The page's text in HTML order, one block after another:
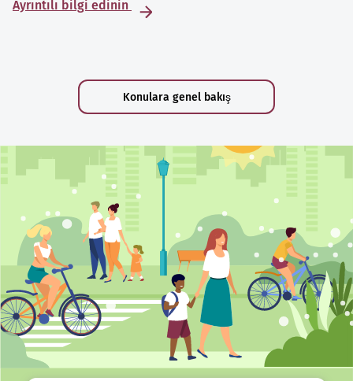
Ayrıntılı bilgi edinin
Konulara genel bakış